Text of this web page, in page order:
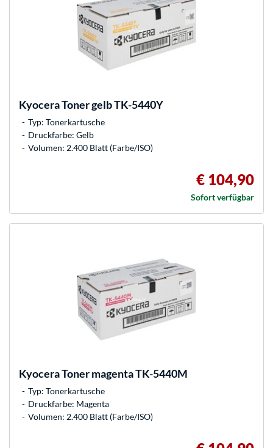
KyoceraToner gelb TK-5440Y
Typ: Tonerkartusche
Druckfarbe: Gelb
Volumen: 2.400 Blatt (Farbe/ISO)
€ 104,90
Sofort verfügbar
KyoceraToner magenta TK-5440M
Typ: Tonerkartusche
Druckfarbe: Magenta
Volumen: 2.400 Blatt (Farbe/ISO)